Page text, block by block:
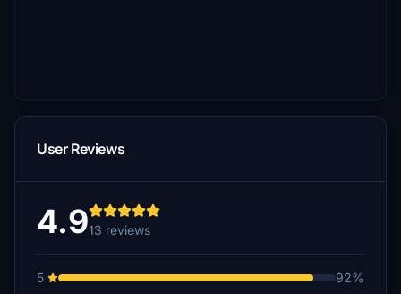
User Reviews
4.913 reviews
5
92%